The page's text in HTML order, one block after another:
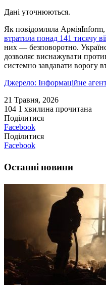
Дані уточнюються.
Як повідомляла АрміяInform,
втратила понад 141 тисячу
них — безповоротно.
дозволяє виснажувати
системно завдавати ворогу
Джерело: Інформаційне
21 Травня, 2026
104 1 хвилина прочитана
Поділитися
Facebook
Поділитися
Facebook
Останні новини